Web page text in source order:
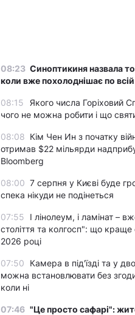
08:23 Синоптикиня назвала
коли вже похолоднішає по всій
08:15
Якого числа Горіховий
чого не можна робити і що
08:08 Кім Чен Ин з початку
отримав $22 мільярди
Bloomberg
08:00 7 серпня у Києві буде
спека нікуди не подінеться
07:55
І лінолеум, і ламінат –
століття та колгосп": що краще
2026 році
07:50
Камера в під'їзді та у
можна встановлювати без згоди
коли ні
07:46 "Це просто сафарі":